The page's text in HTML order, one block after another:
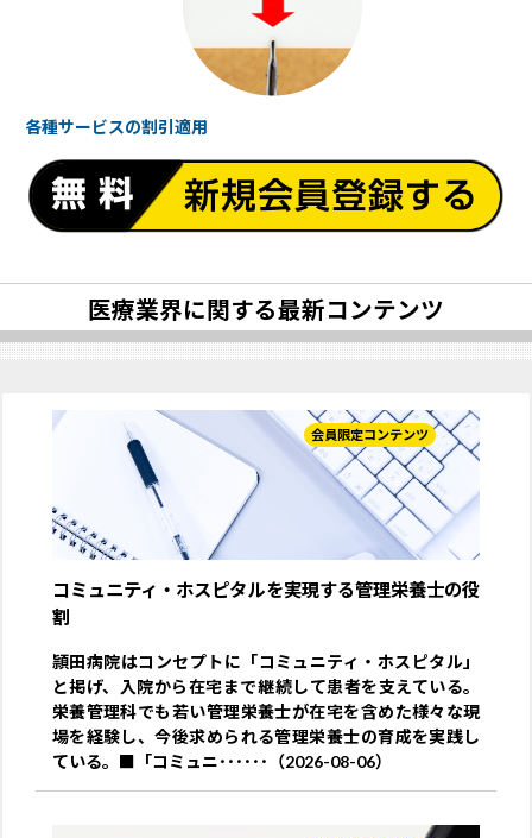
各種サービスの割引適用
医療業界に関する最新コンテンツ
会員限定コンテンツ
コミュニティ・ホスピタルを実現する管理栄養士の役
割
頴田病院はコンセプトに「コミュニティ・ホスピタル」
と掲げ、入院から在宅まで継続して患者を支えている。
栄養管理科でも若い管理栄養士が在宅を含めた様々な現
場を経験し、今後求められる管理栄養士の育成を実践し
ている。■「コミュニ･･････（2026-08-06）